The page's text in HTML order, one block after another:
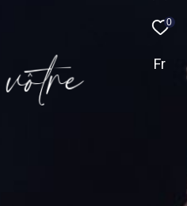
0
Fr
vôtre